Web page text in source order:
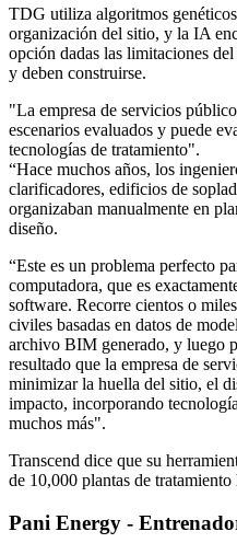
TDG utiliza algoritmos
organización del sitio, y la IA
opción dadas las limitaciones
y deben construirse.
"La empresa de servicios
escenarios evaluados y puede
tecnologías de tratamiento".
“Hace muchos años, los
clarificadores, edificios de
organizaban manualmente en
diseño.
“Este es un problema perfecto
computadora, que es
software. Recorre cientos o
civiles basadas en datos de
archivo BIM generado, y luego
resultado que la empresa de
minimizar la huella del sitio, el
impacto, incorporando
muchos más".
Transcend dice que su
de 10,000 plantas de tratamiento
Pani Energy -